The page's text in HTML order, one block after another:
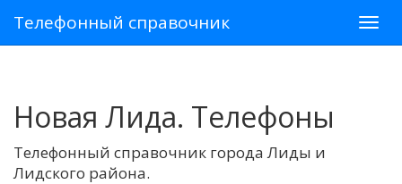
Телефонный справочник
Новая Лида. Телефоны
Телефонный справочник города Лиды и
Лидского района.